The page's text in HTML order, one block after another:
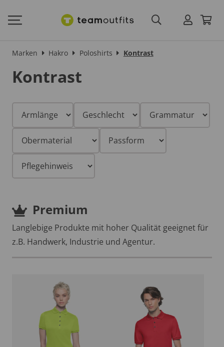
Marken Hakro Poloshirts Kontrast
Kontrast
Premium
Langlebige Produkte mit hoher Qualität geeignet für
z.B. Handwerk, Industrie und Agentur.